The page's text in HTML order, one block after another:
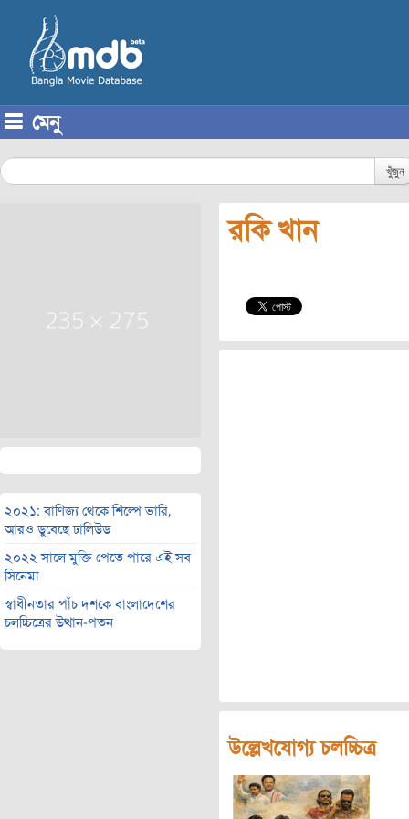
মেনু
খুঁজুন
২০২১: বাণিজ্য থেকে শিল্পে ভারি,
আরও ডুবেছে ঢালিউড
২০২২ সালে মুক্তি পেতে পারে এই সব
সিনেমা
স্বাধীনতার পাঁচ দশকে বাংলাদেশের
চলচ্চিত্রের উত্থান-পতন
রকি খান
উল্লেখযোগ্য চলচ্চিত্র